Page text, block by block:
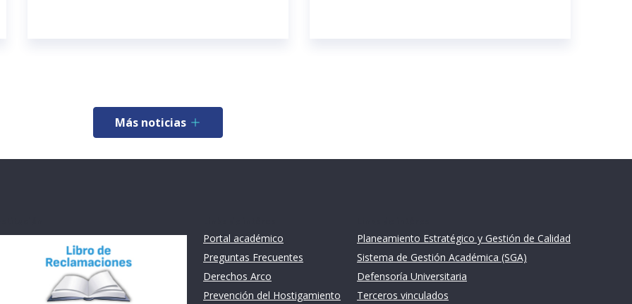
Más noticias
Portal académico
Preguntas Frecuentes
Derechos Arco
Prevención del Hostigamiento
Planeamiento Estratégico y Gestión de Calidad
Sistema de Gestión Académica (SGA)
Defensoría Universitaria
Terceros vinculados